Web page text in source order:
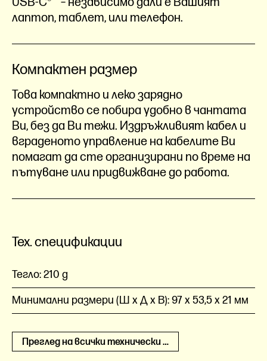
лаптоп, таблет, или телефон.
Компактен размер
Това компактно и леко зарядно
устройство се побира удобно в чантата
Ви, без да Ви тежи. Издръжливият кабел и
вграденото управление на кабелите Ви
помагат да сте организирани по време на
пътуване или придвижване до работа.
Тех. спецификации
Тегло:210 g
Минимални размери (Ш x Д x В):97 x 53,5 x 21 мм
Преглед на всички технически спецификации